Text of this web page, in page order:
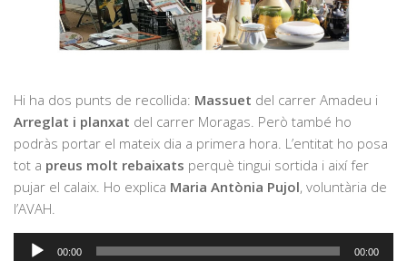
Hi ha dos punts de recollida: Massuet del carrer Amadeu i
Arreglat i planxat del carrer Moragas. Però també ho
podràs portar el mateix dia a primera hora. L’entitat ho posa
tot a preus molt rebaixats perquè tingui sortida i així fer
pujar el calaix. Ho explica Maria Antònia Pujol, voluntària de
l’AVAH.
Reproductor
00:00 00:00